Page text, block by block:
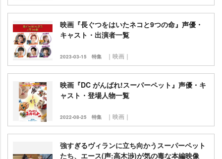
映画『長ぐつをはいたネコと9つの命』声優・
キャスト・出演者一覧
2023-03-15 特集 ｜映画｜
映画『DC がんばれ!スーパーペット』声優・キ
ャスト・登場人物一覧
2022-08-25 特集 ｜映画｜
強すぎるヴィランに立ち向かうスーパーペット
たち、エース(声:高木渉)が気の毒な本編映像